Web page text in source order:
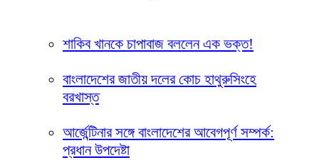
শাকিব খানকে চাপাবাজ বললেন এক ভক্ত!
বাংলাদেশের জাতীয় দলের কোচ হাথুরুসিংহে
বরখাস্ত
আর্জেন্টিনার সঙ্গে বাংলাদেশের আবেগপূর্ণ সম্পর্ক:
প্রধান উপদেষ্টা